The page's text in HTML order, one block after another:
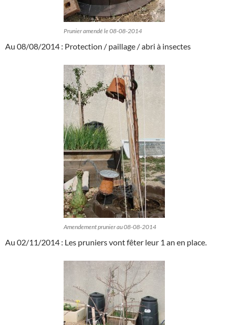
Prunier amendé le 08-08-2014
Au 08/08/2014 : Protection / paillage / abri à insectes
Amendement prunier au 08-08-2014
Au 02/11/2014 : Les pruniers vont fêter leur 1 an en place.